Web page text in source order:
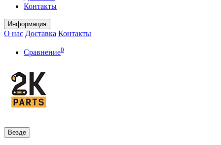
Контакты
Информация
О нас Доставка Контакты
Сравнение0
Везде